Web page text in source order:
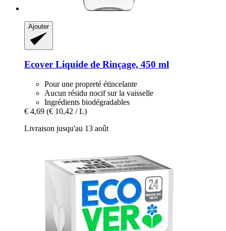
Ajouter
Ecover Liquide de Rinçage, 450 ml
Pour une propreté étincelante
Aucun résidu nocif sur la vaisselle
Ingrédients biodégradables
€ 4,69 (€ 10,42 / L)
Livraison jusqu'au 13 août